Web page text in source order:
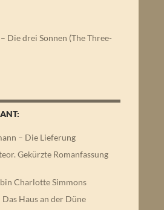
Die drei Sonnen (The Three-
– Die Lieferung
Gekürzte Romanfassung
Charlotte Simmons
Haus an der Düne